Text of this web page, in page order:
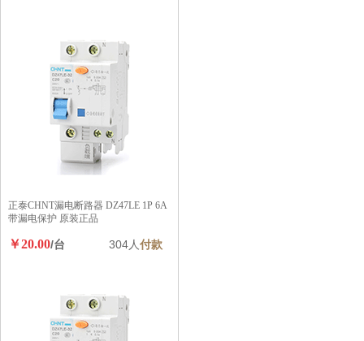
正泰CHNT漏电断路器 DZ47LE 1P 6A
带漏电保护 原装正品
￥20.00/台 304人付款